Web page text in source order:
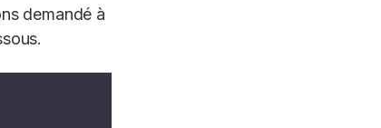
demandé à